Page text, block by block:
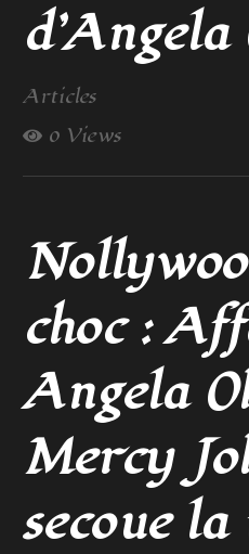
d’Angela
Articles
0 Views
choc :
Angela
Mercy
secoue la